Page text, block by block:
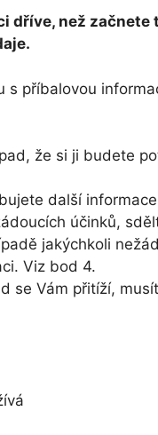
dříve, než začnete
příbalovou
že si ji budete
další
účinků,
jakýchkoli
Viz bod 4.
se Vám přitíží,